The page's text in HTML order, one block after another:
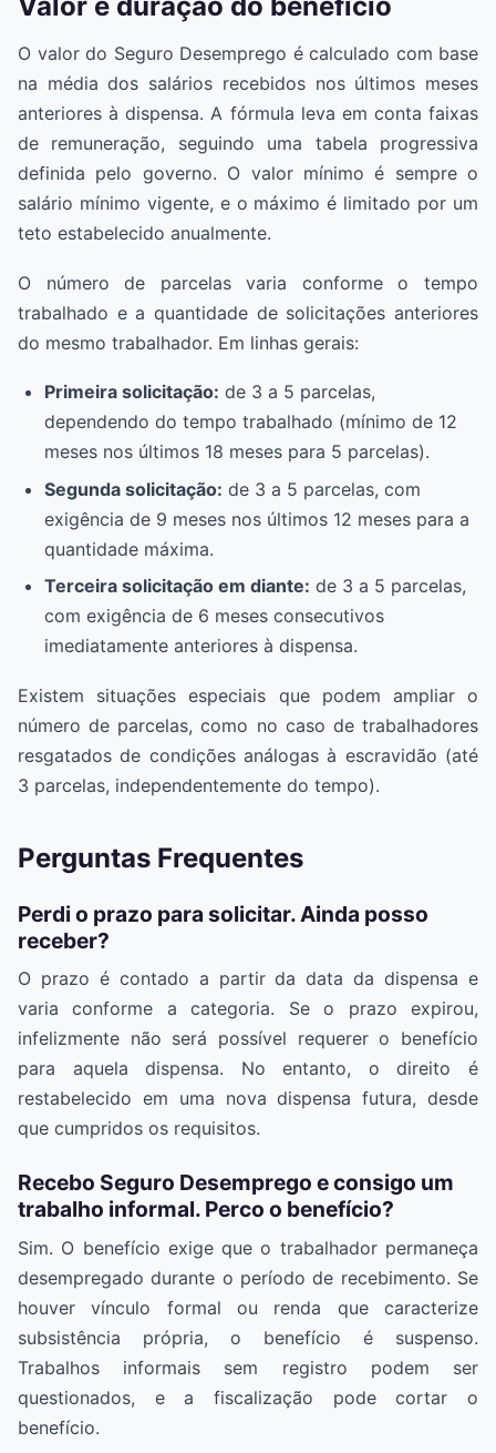
O valor do Seguro Desemprego é calculado com base
na média dos salários recebidos nos últimos meses
anteriores à dispensa. A fórmula leva em conta faixas
de remuneração, seguindo uma tabela progressiva
definida pelo governo. O valor mínimo é sempre o
salário mínimo vigente, e o máximo é limitado por um
teto estabelecido anualmente.
O número de parcelas varia conforme o tempo
trabalhado e a quantidade de solicitações anteriores
do mesmo trabalhador. Em linhas gerais:
Primeira solicitação: de 3 a 5 parcelas,
dependendo do tempo trabalhado (mínimo de 12
meses nos últimos 18 meses para 5 parcelas).
Segunda solicitação: de 3 a 5 parcelas, com
exigência de 9 meses nos últimos 12 meses para a
quantidade máxima.
Terceira solicitação em diante: de 3 a 5 parcelas,
com exigência de 6 meses consecutivos
imediatamente anteriores à dispensa.
Existem situações especiais que podem ampliar o
número de parcelas, como no caso de trabalhadores
resgatados de condições análogas à escravidão (até
3 parcelas, independentemente do tempo).
Perguntas Frequentes
Perdi o prazo para solicitar. Ainda posso
receber?
O prazo é contado a partir da data da dispensa e
varia conforme a categoria. Se o prazo expirou,
infelizmente não será possível requerer o benefício
para aquela dispensa. No entanto, o direito é
restabelecido em uma nova dispensa futura, desde
que cumpridos os requisitos.
Recebo Seguro Desemprego e consigo um
trabalho informal. Perco o benefício?
Sim. O benefício exige que o trabalhador permaneça
desempregado durante o período de recebimento. Se
houver vínculo formal ou renda que caracterize
subsistência própria, o benefício é suspenso.
Trabalhos informais sem registro podem ser
questionados, e a fiscalização pode cortar o
benefício.